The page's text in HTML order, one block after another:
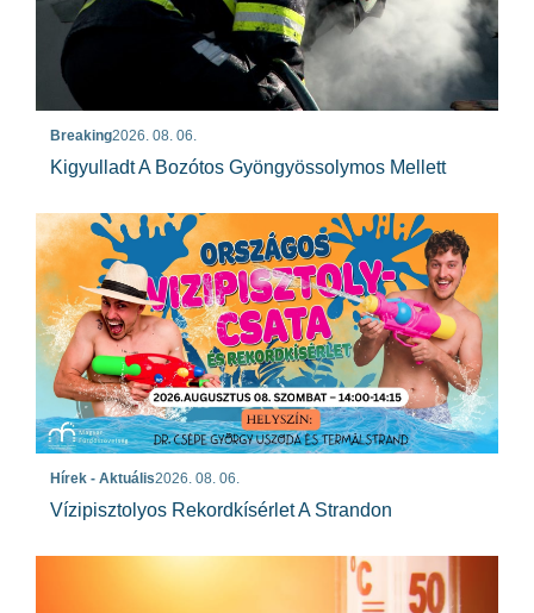
Breaking2026. 08. 06.
Kigyulladt A Bozótos Gyöngyössolymos Mellett
Hírek - Aktuális2026. 08. 06.
Vízipisztolyos Rekordkísérlet A Strandon